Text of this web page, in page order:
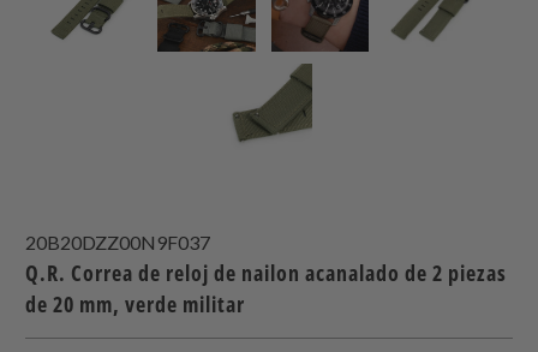
20B20DZZ00N9F037
Q.R. Correa de reloj de nailon acanalado de 2 piezas
de 20 mm, verde militar